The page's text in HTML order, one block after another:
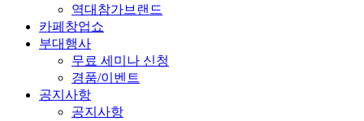
역대참가브랜드
카페창업쇼
부대행사
무료 세미나 신청
경품/이벤트
공지사항
공지사항